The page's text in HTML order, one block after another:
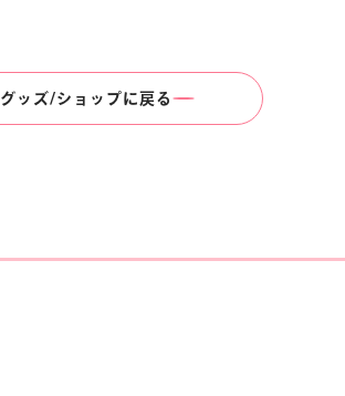
グッズ/ショップに戻る